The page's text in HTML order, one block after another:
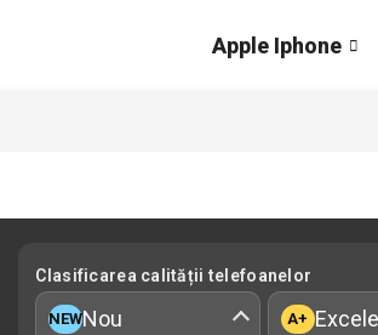
Apple Iphone
Clasificarea calității telefoanelor
NEWNou A+